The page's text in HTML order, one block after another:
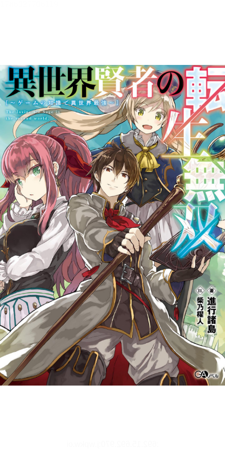
ムの知識で異世界最強～【立ち
読み版】
進行諸島
目次
目次を表示します。
この作品について
この作品の書誌情報を表示します。
本文検索
本文内から文字を検索します。
リーダー設定
文字サイズ、エフェクトの変更などを行います。